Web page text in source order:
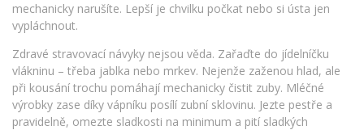
mechanicky narušíte. Lepší je chvilku počkat nebo si ústa jen
vypláchnout.
Zdravé stravovací návyky nejsou věda. Zařaďte do jídelníčku
vlákninu – třeba jablka nebo mrkev. Nejenže zaženou hlad, ale
při kousání trochu pomáhají mechanicky čistit zuby. Mléčné
výrobky zase díky vápníku posílí zubní sklovinu. Jezte pestře a
pravidelně, omezte sladkosti na minimum a pití sladkých